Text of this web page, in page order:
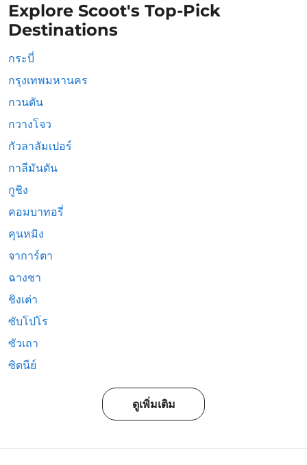
Explore Scoot's Top-Pick
Destinations
กระบี่
กรุงเทพมหานคร
กวนตัน
กวางโจว
กัวลาลัมเปอร์
กาลีมันตัน
กูชิง
คอมบาทอรี่
คุนหมิง
จาการ์ตา
ฉางชา
ชิงเต่า
ซับโปโร
ซัวเถา
ซิดนีย์
ดูเพิ่มเติม